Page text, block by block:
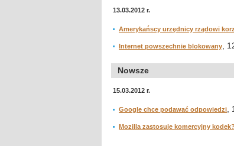
13.03.2012 r.
Amerykańscy urzędnicy rządowi
Internet powszechnie blokowany ,
Nowsze
15.03.2012 r.
Google chce podawać odpowiedzi
Mozilla zastosuje komercyjny kodek?